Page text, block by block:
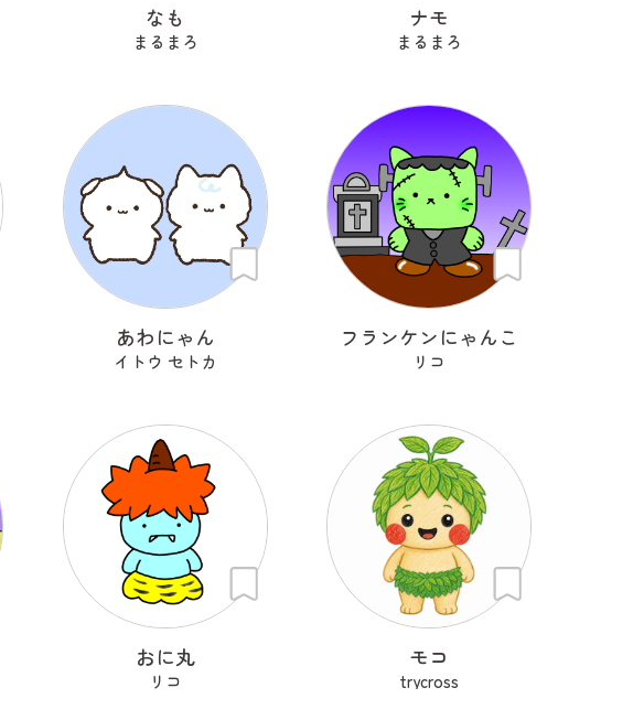
なも
まるまろ
ナモ
まるまろ
あわにゃん
イトウ セトカ
フランケンにゃんこ
リコ
おに丸
リコ
モコ
trycross